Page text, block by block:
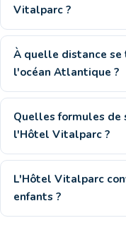
Vitalparc ?
À quelle distance
l'océan Atlantique ?
Quelles formules de
l'Hôtel Vitalparc ?
L'Hôtel Vitalparc
enfants ?